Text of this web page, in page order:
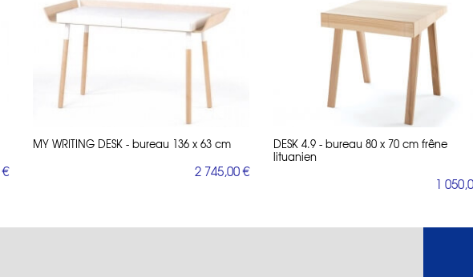
MY WRITING DESK - bureau 136 x 63 cm
2 745,00 €
DESK 4.9 - bureau 80 x 70 cm frêne
lituanien
1